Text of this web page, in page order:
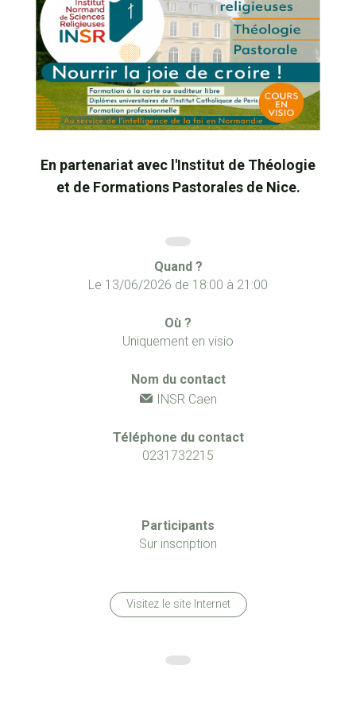
En partenariat avec l'Institut de Théologie
et de Formations Pastorales de Nice.
Quand ?
Le 13/06/2026 de 18:00 à 21:00
Où ?
Uniquement en visio
Nom du contact
INSR Caen
Téléphone du contact
0231732215
Participants
Sur inscription
Visitez le site Internet